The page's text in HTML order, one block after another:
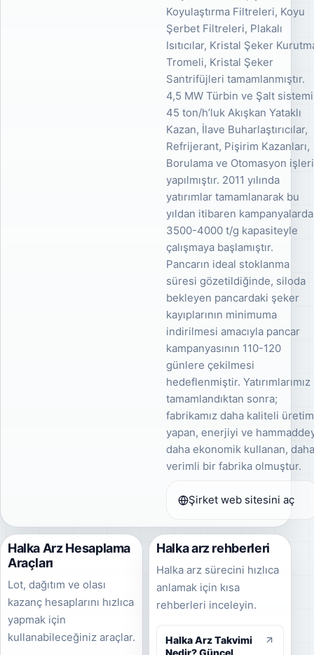
Koyulaştırma Filtreleri, Koyu
Şerbet Filtreleri, Plakalı
Isıtıcılar, Kristal Şeker
Tromeli, Kristal Şeker
Santrifüjleri tamamlanmıştır.
4,5 MW Türbin ve Şalt
45 ton/h’luk Akışkan Yataklı
Kazan, İlave Buharlaştırıcılar,
Refrijerant, Pişirim Kazanları,
Borulama ve Otomasyon işleri
yapılmıştır. 2011 yılında
yatırımlar tamamlanarak bu
yıldan itibaren kampanyalarda
3500-4000 t/g kapasiteyle
çalışmaya başlamıştır.
Pancarın ideal stoklanma
süresi gözetildiğinde, siloda
bekleyen pancardaki şeker
kayıplarının minimuma
indirilmesi amacıyla pancar
kampanyasının 110-120
günlere çekilmesi
hedeflenmiştir. Yatırımlarımız
tamamlandıktan sonra;
fabrikamız daha kaliteli üretim
yapan, enerjiyi ve
daha ekonomik kullanan,
verimli bir fabrika olmuştur.
Şirket web sitesini aç
Halka Arz Hesaplama
Araçları
Lot, dağıtım ve olası
kazanç hesaplarını hızlıca
yapmak için
kullanabileceğiniz araçlar.
Halka arz rehberleri
Halka arz sürecini hızlıca
anlamak için kısa
rehberleri inceleyin.
Halka Arz Takvimi
Nedir? Güncel